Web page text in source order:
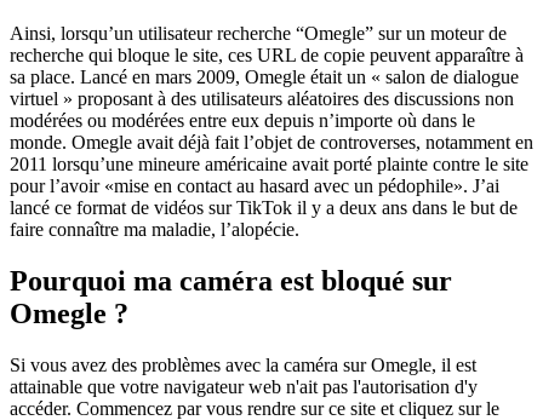
Ainsi, lorsqu’un utilisateur recherche “Omegle” sur un moteur de
recherche qui bloque le site, ces URL de copie peuvent apparaître à
sa place. Lancé en mars 2009, Omegle était un « salon de dialogue
virtuel » proposant à des utilisateurs aléatoires des discussions non
modérées ou modérées entre eux depuis n’importe où dans le
monde. Omegle avait déjà fait l’objet de controverses, notamment en
2011 lorsqu’une mineure américaine avait porté plainte contre le site
pour l’avoir «mise en contact au hasard avec un pédophile». J’ai
lancé ce format de vidéos sur TikTok il y a deux ans dans le but de
faire connaître ma maladie, l’alopécie.
Pourquoi ma caméra est bloqué sur
Omegle ?
Si vous avez des problèmes avec la caméra sur Omegle, il est
attainable que votre navigateur web n'ait pas l'autorisation d'y
accéder. Commencez par vous rendre sur ce site et cliquez sur le